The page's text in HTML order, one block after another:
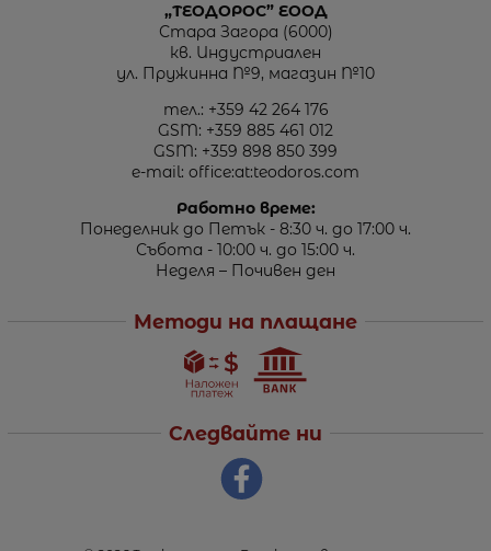
„ТЕОДОРОС” ЕООД
Стара Загора (6000)
кв. Индустриален
ул. Пружинна №9, магазин №10
тел.: +359 42 264 176
GSM: +359 885 461 012
GSM: +359 898 850 399
e-mail: office:at:teodoros.com
Работно време:
Понеделник до Петък - 8:30 ч. до 17:00 ч.
Събота - 10:00 ч. до 15:00 ч.
Неделя – Почивен ден
Методи на плащане
Следвайте ни